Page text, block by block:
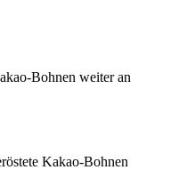
Bohnen weiter an
Kakao-Bohnen